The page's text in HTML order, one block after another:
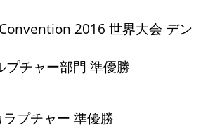
2016 世界大会 デン
プチャー部門 準優勝
ラプチャー 準優勝